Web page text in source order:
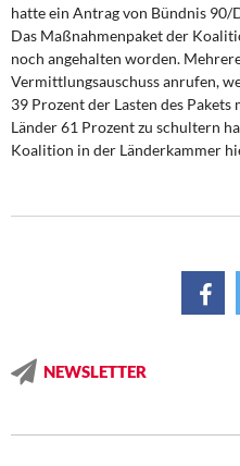
hatte ein Antrag von Bündnis 90/
Das Maßnahmenpaket der
noch angehalten worden.
Vermittlungsauschuss anrufen,
39 Prozent der Lasten des
Länder 61 Prozent zu schultern
Koalition in der Länderkammer
NEWSLETTER